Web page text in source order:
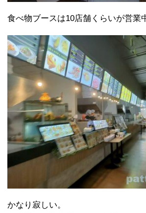
食べ物ブースは10店舗くらいが営業
かなり寂しい。